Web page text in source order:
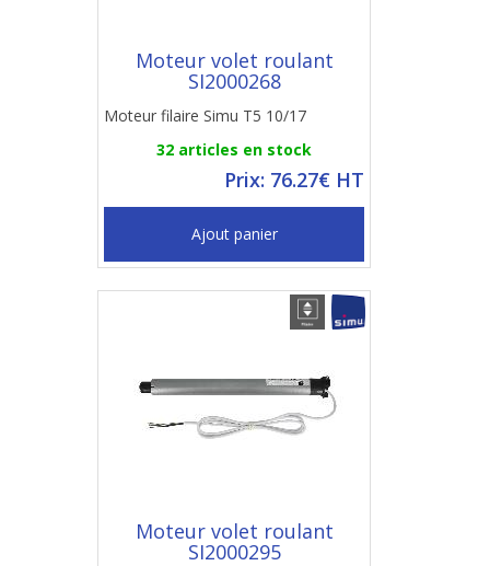
Moteur volet roulant
SI2000268
Moteur filaire Simu T5 10/17
32 articles en stock
Prix: 76.27€ HT
Ajout panier
Moteur volet roulant
SI2000295